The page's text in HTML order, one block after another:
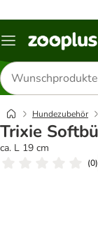
Menü
Produkte
suchen
Hundezubehör
Trixie
ca. L 19 cm
(0)